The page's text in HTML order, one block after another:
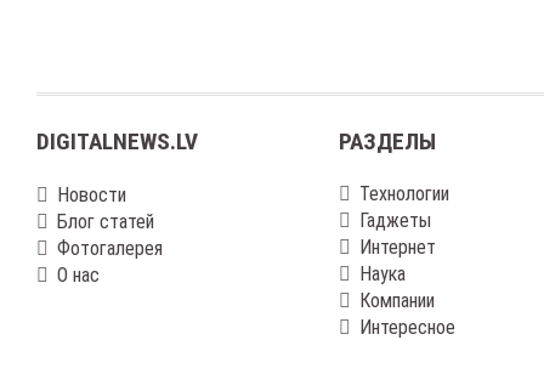
DIGITALNEWS.LV
Новости
Блог статей
Фотогалерея
О нас
РАЗДЕЛЫ
Технологии
Гаджеты
Интернет
Наука
Компании
Интересное